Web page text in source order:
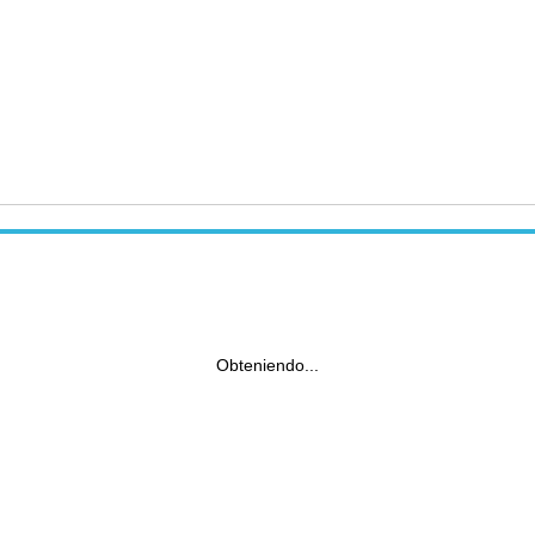
Obteniendo...